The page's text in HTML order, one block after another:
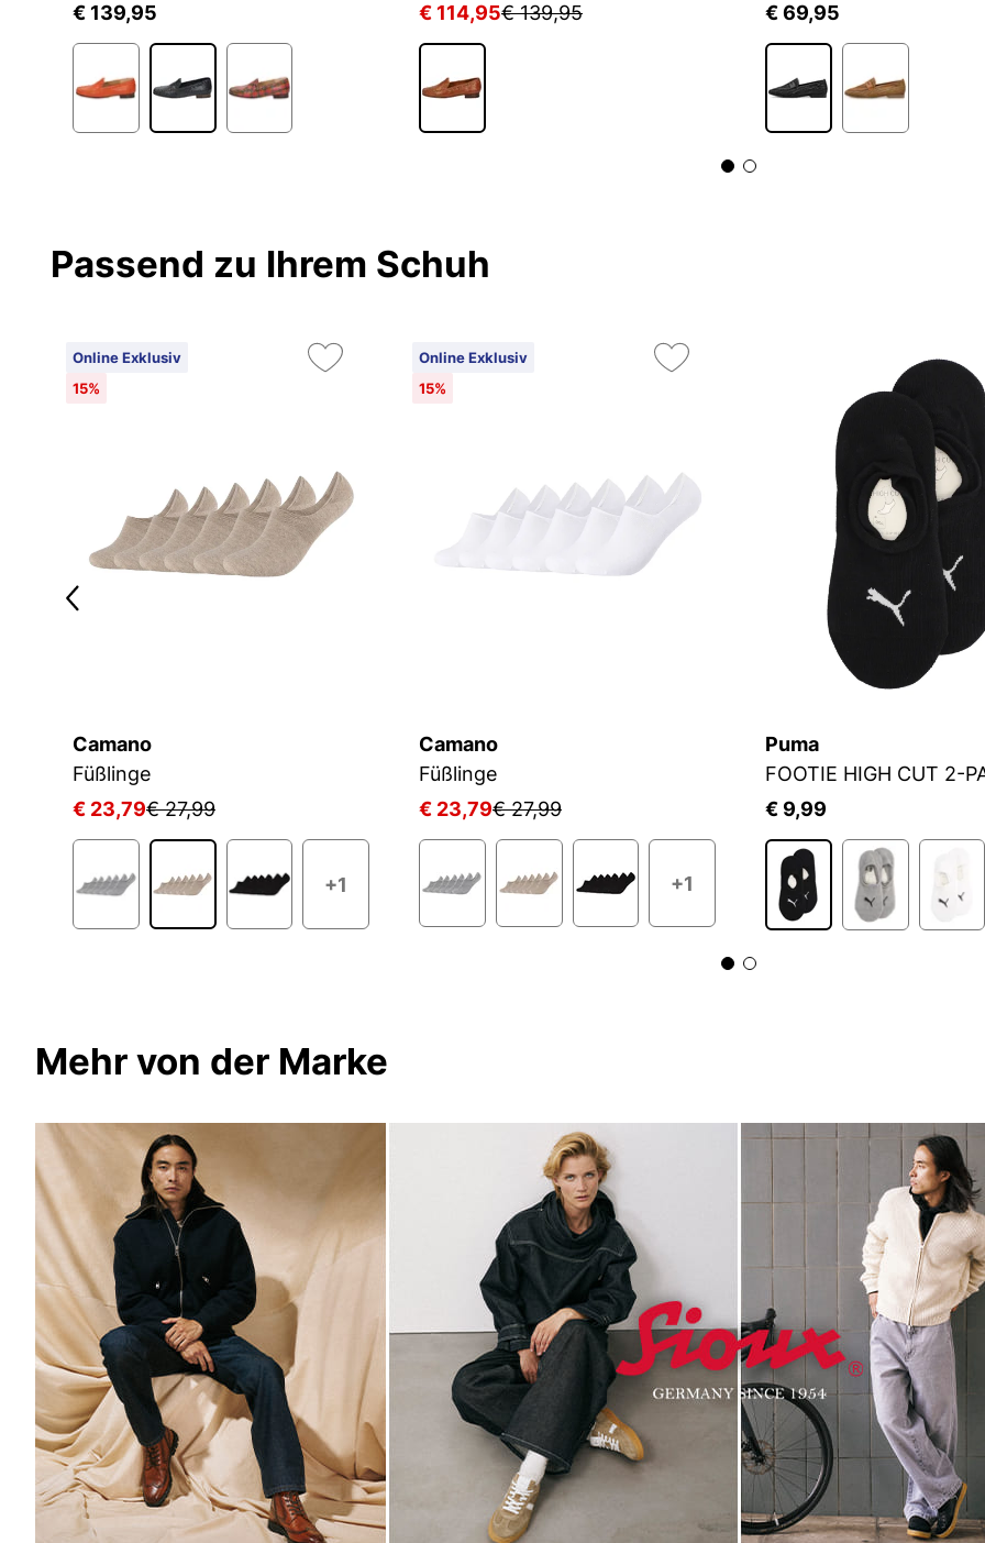
€ 139,95
€ 114,95€ 139,95
€ 69,95
Passend zu Ihrem Schuh
Online Exklusiv
15%
Camano
Füßlinge
€ 23,79€ 27,99
+1
Online Exklusiv
15%
Camano
Füßlinge
€ 23,79€ 27,99
+1
Puma
FOOTIE HIGH CUT 2-
€ 9,99
Mehr von der Marke